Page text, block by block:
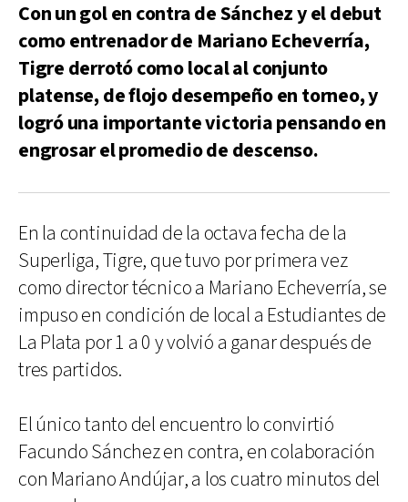
Con un gol en contra de Sánchez y el debut
como entrenador de Mariano Echeverría,
Tigre derrotó como local al conjunto
platense, de flojo desempeño en torneo, y
logró una importante victoria pensando en
engrosar el promedio de descenso.
En la continuidad de la octava fecha de la
Superliga, Tigre, que tuvo por primera vez
como director técnico a Mariano Echeverría, se
impuso en condición de local a Estudiantes de
La Plata por 1 a 0 y volvió a ganar después de
tres partidos.
El único tanto del encuentro lo convirtió
Facundo Sánchez en contra, en colaboración
con Mariano Andújar, a los cuatro minutos del